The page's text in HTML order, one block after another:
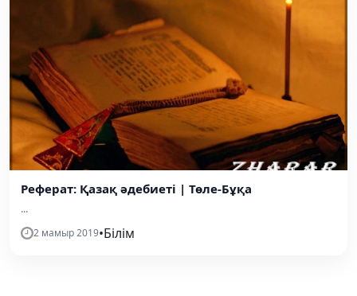
Реферат: Қазақ әдебиеті | Төле-Бұқа
...
2 мамыр 2019•Білім